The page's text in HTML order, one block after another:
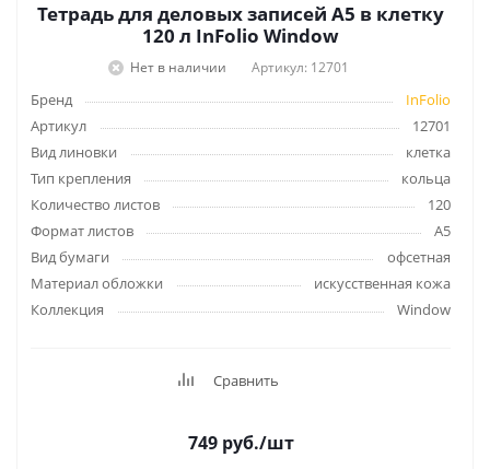
Тетрадь для деловых записей А5 в клетку
120 л InFolio Window
Нет в наличии Артикул: 12701
Бренд
InFolio
Артикул
12701
Вид линовки
клетка
Тип крепления
кольца
Количество листов
120
Формат листов
А5
Вид бумаги
офсетная
Материал обложки
искусственная кожа
Коллекция
Window
Сравнить
749 руб./шт